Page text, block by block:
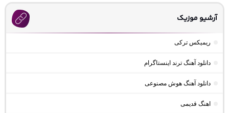
آرشیو موزیک
ریمیکس ترکی
دانلود آهنگ ترند اینستاگرام
دانلود آهنگ هوش مصنوعی
اهنگ قدیمی